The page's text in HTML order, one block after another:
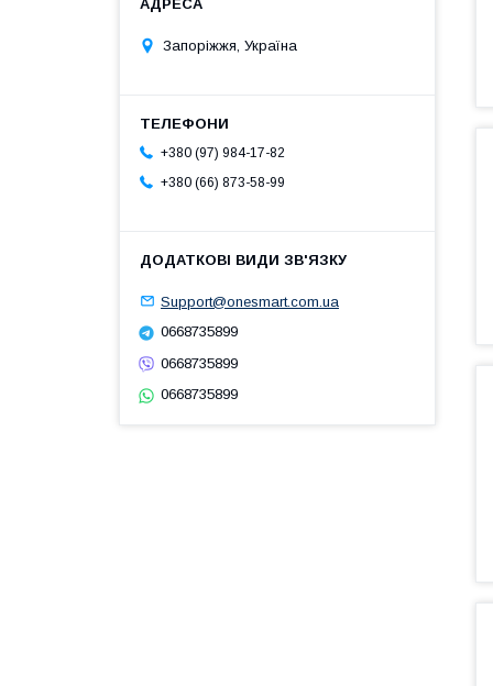
Запоріжжя, Україна
+380 (97) 984-17-82
+380 (66) 873-58-99
Support@onesmart.com.ua
0668735899
0668735899
0668735899